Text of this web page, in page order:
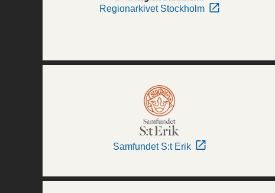
Regionarkivet Stockholm
Samfundet S:t Erik